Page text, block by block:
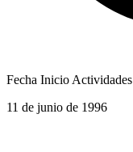
Fecha Inicio Actividades
11 de junio de 1996